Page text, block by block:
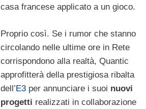
casa francese applicato a un gioco.
Proprio così. Se i rumor che stanno
circolando nelle ultime ore in Rete
corrispondono alla realtà, Quantic
approfitterà della prestigiosa ribalta
dell’E3per annunciare i suoi nuovi
progetti realizzati in collaborazione